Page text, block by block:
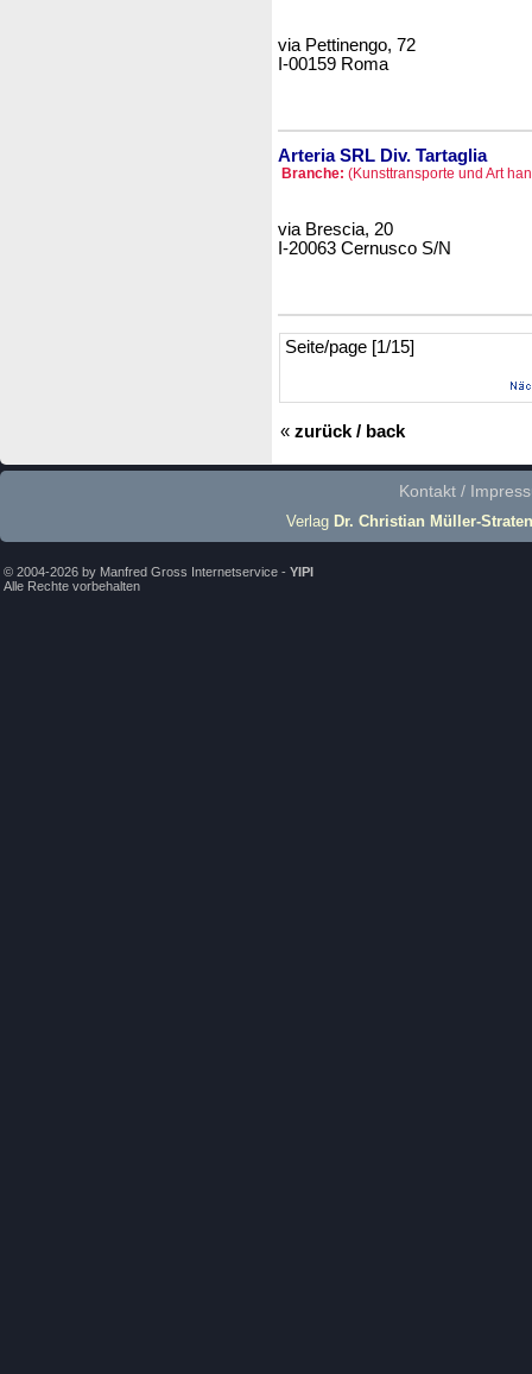
via Pettinengo, 72
I-00159 Roma
Arteria SRL Div. Tartaglia
Branche: (Kunsttransporte und Art
via Brescia, 20
I-20063 Cernusco S/N
Seite/page [1/15]
« zurück / back
Kontakt /
Verlag Dr. Christian Müller-Straten
© 2004-2026 by Manfred Gross Internetservice - YIPI
Alle Rechte vorbehalten